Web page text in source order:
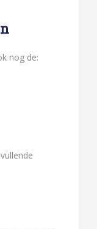
nog de: